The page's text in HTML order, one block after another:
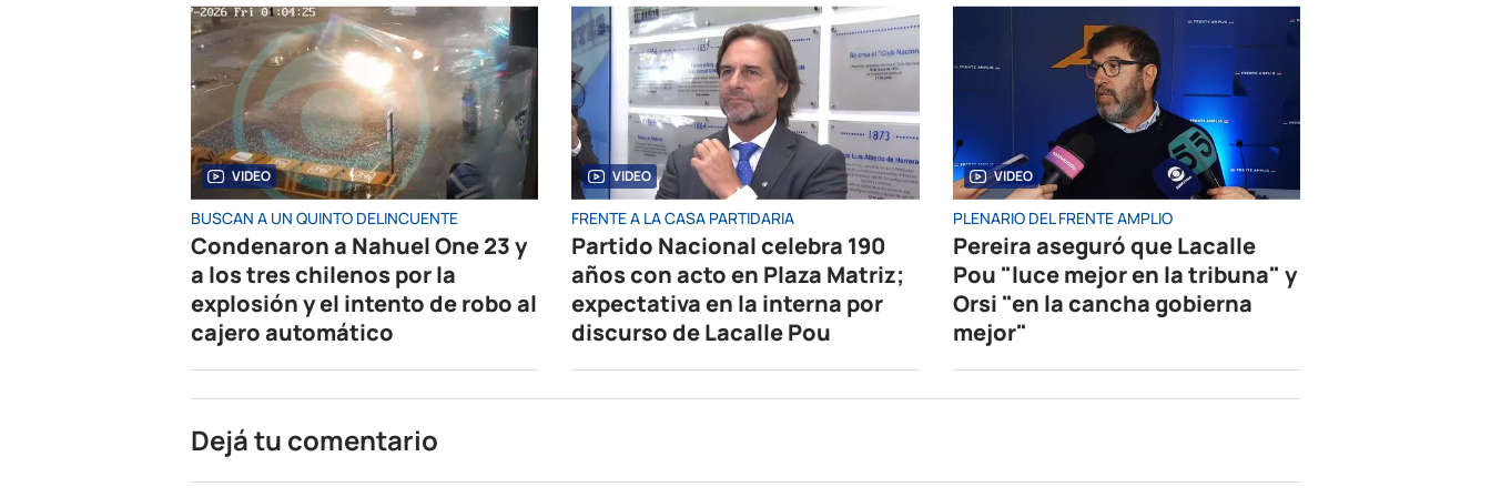
VIDEO
BUSCAN A UN QUINTO DELINCUENTE
Condenaron a Nahuel One 23 y
a los tres chilenos por la
explosión y el intento de robo al
cajero automático
VIDEO
FRENTE A LA CASA PARTIDARIA
Partido Nacional celebra 190
años con acto en Plaza Matriz;
expectativa en la interna por
discurso de Lacalle Pou
VIDEO
PLENARIO DEL FRENTE AMPLIO
Pereira aseguró que Lacalle
Pou "luce mejor en la tribuna" y
Orsi "en la cancha gobierna
mejor"
Dejá tu comentario